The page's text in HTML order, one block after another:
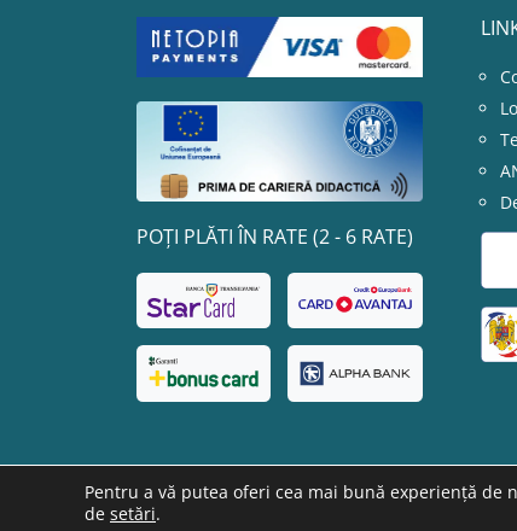
POȚI PLĂTI ÎN RATE (2 - 6 RATE)
Pentru a vă putea oferi cea mai bună experiență de
de setări.